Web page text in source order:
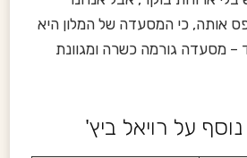
אותה, כי המסעדה של המלון היא
– מסעדה גורמה כשרה ומגוונת
על רויאל ביץ'